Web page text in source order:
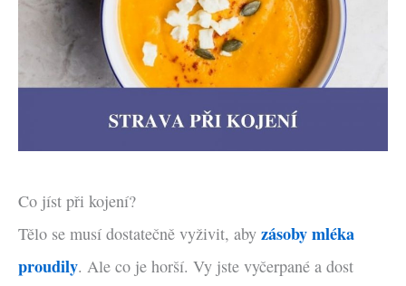
Co jíst při kojení?
Tělo se musí dostatečně vyživit, aby zásoby mléka
proudily. Ale co je horší. Vy jste vyčerpané a dost